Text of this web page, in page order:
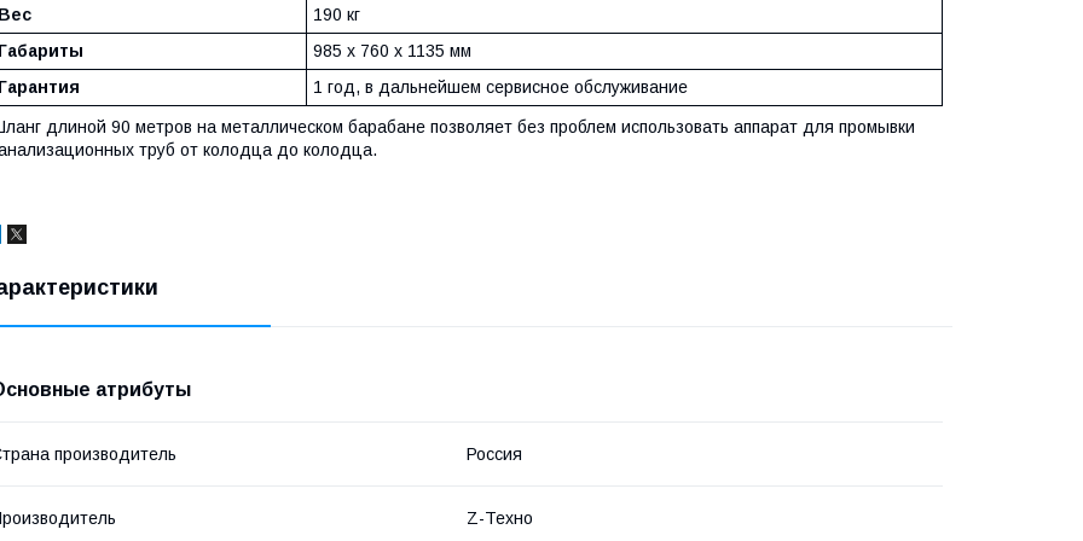
Вес
190 кг
Габариты
985 х 760 х 1135 мм
Гарантия
1 год, в дальнейшем сервисное обслуживание
длиной 90 метров на металлическом барабане позволяет без проблем использовать аппарат для промывки
труб от колодца до колодца.
атрибуты
производитель Россия
Z-Техно